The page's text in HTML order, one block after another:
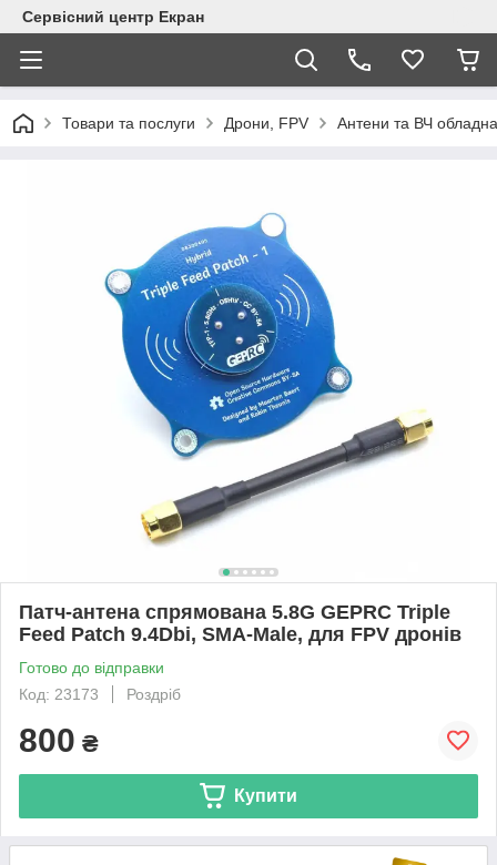
Сервісний центр Екран
Товари та послуги Дрони, FPV Антени та ВЧ
Патч-антена спрямована 5.8G GEPRC Triple
Feed Patch 9.4Dbi, SMA-Male, для FPV дронів
Готово до відправки
Код: 23173
Роздріб
800 ₴
Купити